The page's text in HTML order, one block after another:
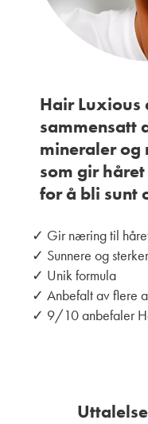
Hair Luxious
sammensatt
mineraler og
som gir
for å bli sunt
✓ Gir næring til
✓ Sunnere og
✓ Unik formula
✓ Anbefalt av flere
✓ 9/10 anbefaler